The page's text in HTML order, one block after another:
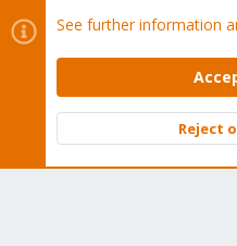
Cookies
Proxmox
Contact us
Terms and rules
Community platform by XenForo
See further information
Reject